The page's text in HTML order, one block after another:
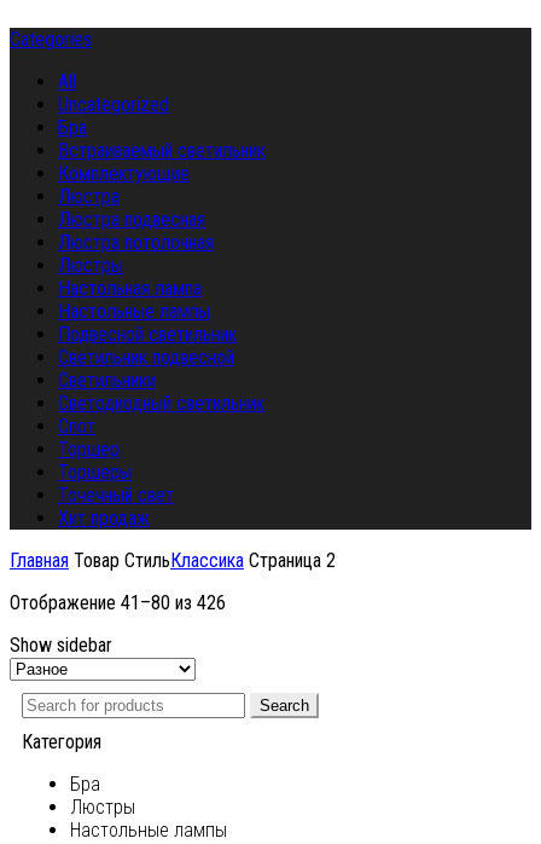
Categories
All
Uncategorized
Бра
Встраиваемый светильник
Комплектующие
Люстра
Люстра подвесная
Люстра потолочная
Люстры
Настольная лампа
Настольные лампы
Подвесной светильник
Светильник подвесной
Светильники
Светодиодный светильник
Спот
Торшер
Торшеры
Точечный свет
Хит продаж
Главная Товар Стиль Классика Страница 2
Отображение 41–80 из 426
Show sidebar
Search
Категория
Бра
Люстры
Настольные лампы